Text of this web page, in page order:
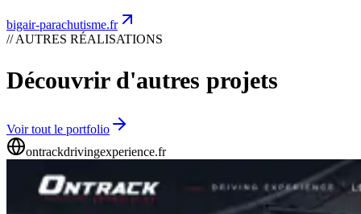
bigair-parachutisme.fr
// AUTRES RÉALISATIONS
Découvrir d'autres projets
Voir tout le portfolio
ontrackdrivingexperience.fr